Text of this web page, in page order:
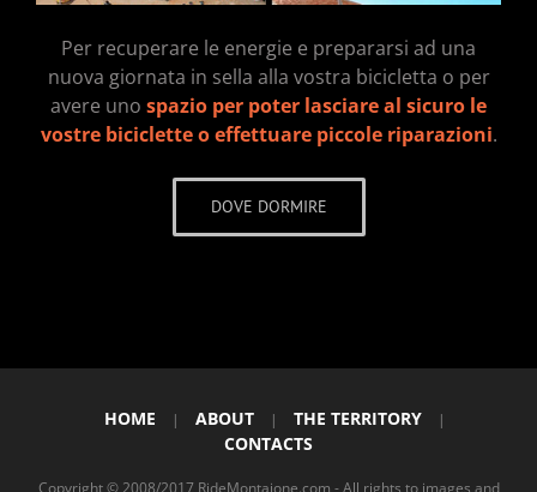
Per recuperare le energie e prepararsi ad una
nuova giornata in sella alla vostra bicicletta o per
avere uno spazio per poter lasciare al sicuro le
vostre biciclette o effettuare piccole riparazioni.
DOVE DORMIRE
HOME | ABOUT | THE TERRITORY |
CONTACTS
Copyright © 2008/2017 RideMontaione.com - All rights to images and